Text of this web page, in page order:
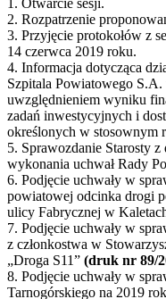
1. Otwarcie sesji.
2. Rozpatrzenie
3. Przyjęcie protokołów z
14 czerwca 2019 roku.
4. Informacja dotycząca
Szpitala Powiatowego
uwzględnieniem wyniku
zadań inwestycyjnych i
określonych w stosownym
5. Sprawozdanie Starosty
wykonania uchwał Rady
6. Podjęcie uchwały w
powiatowej odcinka drogi
ulicy Fabrycznej w
7. Podjęcie uchwały w
z członkostwa w
„Droga S11” (druk nr 89/
8. Podjęcie uchwały w
Tarnogórskiego na 2019 rok